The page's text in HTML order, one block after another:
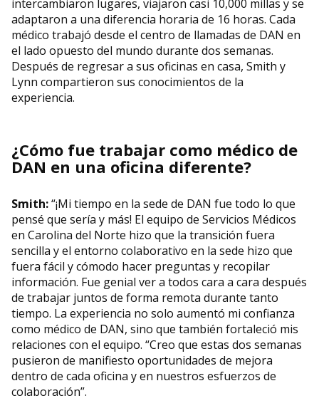
intercambiaron lugares, viajaron casi 10,000 millas y se
adaptaron a una diferencia horaria de 16 horas. Cada
médico trabajó desde el centro de llamadas de DAN en
el lado opuesto del mundo durante dos semanas.
Después de regresar a sus oficinas en casa, Smith y
Lynn compartieron sus conocimientos de la
experiencia.
¿Cómo fue trabajar como médico de
DAN en una oficina diferente?
Smith:“¡Mi tiempo en la sede de DAN fue todo lo que
pensé que sería y más! El equipo de Servicios Médicos
en Carolina del Norte hizo que la transición fuera
sencilla y el entorno colaborativo en la sede hizo que
fuera fácil y cómodo hacer preguntas y recopilar
información. Fue genial ver a todos cara a cara después
de trabajar juntos de forma remota durante tanto
tiempo. La experiencia no solo aumentó mi confianza
como médico de DAN, sino que también fortaleció mis
relaciones con el equipo. “Creo que estas dos semanas
pusieron de manifiesto oportunidades de mejora
dentro de cada oficina y en nuestros esfuerzos de
colaboración”.